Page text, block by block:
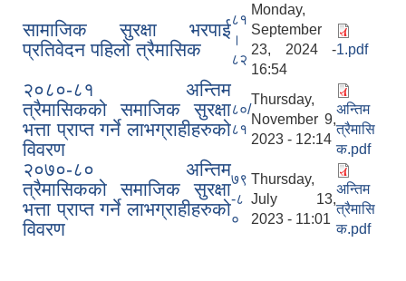
सामाजिक सुरक्षा भरपाई
प्रतिवेदन पहिलो त्रैमासिक
८१
।
८२
Monday,
September
23, 2024 -
16:54
1.pdf
२०८०-८१ अन्तिम
त्रैमासिकको समाजिक सुरक्षा
भत्ता प्राप्त गर्ने लाभग्राहीहरुको
विवरण
८०/
८१
Thursday,
November 9,
2023 - 12:14
अन्तिम
त्रैमासि
क.pdf
२०७०-८० अन्तिम
त्रैमासिकको समाजिक सुरक्षा
भत्ता प्राप्त गर्ने लाभग्राहीहरुको
विवरण
७९
-८
०
Thursday,
July 13,
2023 - 11:01
अन्तिम
त्रैमासि
क.pdf